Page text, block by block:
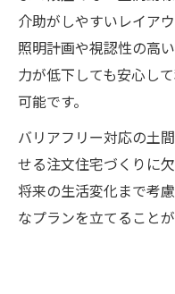
介助がしやすいレイア
照明計画や視認性の高
力が低下しても安心し
可能です。
バリアフリー対応の土
せる注文住宅づくりに
将来の生活変化まで考
なプランを立てること